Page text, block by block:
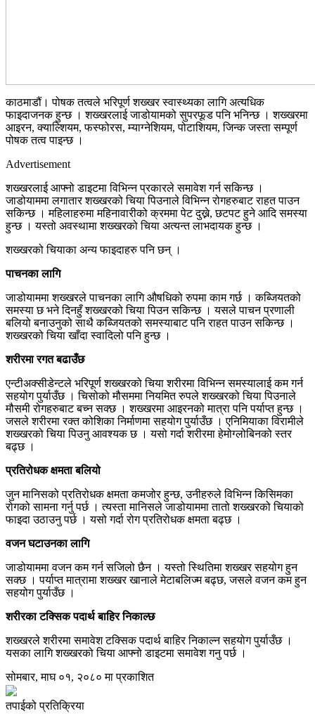
काठमाडौं। पोषक तत्वले भरिपूर्ण शख्खर स्वास्थ्यका लागि अत्यधिक
फाइदाजनक हुन्छ । शख्खरलाई जाडोयामको सुपरफूड पनि भनिन्छ । शख्खरमा
आइरन, क्याल्शियम, फस्फोरस, म्याग्नेशियम, पोटाशियम, जिन्क जस्ता सम्पूर्ण
पोषक तत्व पाइन्छ ।
Advertisement
शख्खरलाई आफ्नो डाइटमा विभिन्न प्रकारले समावेश गर्न सकिन्छ ।
जाडोयाममा लगातार शख्खरको चिया पिउनाले विभिन्न रोगहरुबाट राहत पाउन
सकिन्छ । महिलाहरुमा महिनावारीको क्रममा पेट दुख्ने, छटपट हुने आदि समस्या
हुन्छ । यस्तो अवस्थामा शख्खरको चिया अत्यन्त लाभदायक हुन्छ ।
शख्खरको चियाका अन्य फाइदाहरु पनि छन् ।
पाचनका लागि
जाडोयाममा शख्खरले पाचनका लागि औषधिको रुपमा काम गर्छ । कब्जियतको
समस्या छ भने दिनहुँ शख्खरको चिया पिउन सकिन्छ । यसले पाचन प्रणाली
बलियो बनाउनुको साथै कब्जियतको समस्याबाट पनि राहत पाउन सकिन्छ ।
शख्खरको चिया खाँदा स्वादिलो पनि हुन्छ ।
शरीरमा रगत बढाउँछ
एन्टीअक्सीडेन्टले भरिपूर्ण शख्खरको चिया शरीरमा विभिन्न समस्यालाई कम गर्न
सहयोग पुर्याउँछ । चिसोको मौसममा नियमित रुपले शख्खरको चिया पिउनाले
मौसमी रोगहरुबाट बच्न सक्छ । शख्खरमा आइरनको मात्रा पनि पर्याप्त हुन्छ ।
जसले शरीरमा रक्त कोशिका निर्माणमा सहयोग पुर्याउँछ । एनिमियाका विरामीले
शख्खरको चिया पिउनु आवश्यक छ । यसो गर्दा शरीरमा हेमोग्लोबिनको स्तर
बढ्छ ।
प्रतिरोधक क्षमता बलियो
जुन मानिसको प्रतिरोधक क्षमता कमजोर हुन्छ, उनीहरुले विभिन्न किसिमका
रोगको सामना गर्नु पर्छ । त्यस्ता मानिसले जाडोयाममा तातो शख्खरको चियाको
फाइदा उठाउनु पर्छ । यसो गर्दा रोग प्रतिरोधक क्षमता बढ्छ ।
वजन घटाउनका लागि
जाडोयाममा वजन कम गर्न सजिलो छैन । यस्तो स्थितिमा शख्खर सहयोग हुन
सक्छ । पर्याप्त मात्रामा शख्खर खानाले मेटाबलिज्म बढ्छ, जसले वजन कम हुन
सहयोग पुर्याउँछ ।
शरीरका टक्सिक पदार्थ बाहिर निकाल्छ
शख्खरले शरीरमा समावेश टक्सिक पदार्थ बाहिर निकाल्न सहयोग पुर्याउँछ ।
यसका लागि शख्खरको चिया आफ्नो डाइटमा समावेश गनु पर्छ ।
सोमबार, माघ ०१, २०८० मा प्रकाशित
तपाईको प्रतिक्रिया